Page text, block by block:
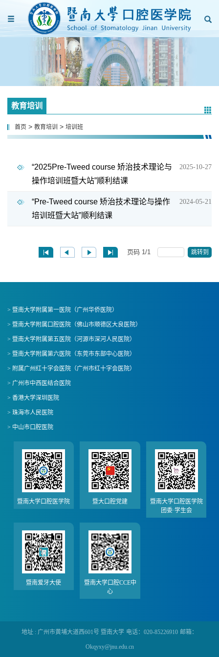
教育培训
首页 > 教育培训 > 培训班
“2025Pre-Tweed course 矫治技术理论与
操作培训班暨大站”顺利结课
2025-10-27
“Pre-Tweed course 矫治技术理论与操作
培训班暨大站”顺利结课
2024-05-21
页码 1/1 跳转到
> 暨南大学附属第一医院（广州华侨医院）
> 暨南大学附属口腔医院（佛山市顺德区大良医院）
> 暨南大学附属第五医院（河源市深河人民医院）
> 暨南大学附属第六医院（东莞市东部中心医院）
> 附属广州红十字会医院（广州市红十字会医院）
> 广州市中西医结合医院
> 香港大学深圳医院
> 珠海市人民医院
> 中山市口腔医院
暨南大学口腔医学院 暨大口腔党建
暨南大学口腔医学院
团委·学生会
暨南爱牙大使
暨南大学口腔CCE中
心
地址 : 广州市黄埔大道西601号 暨南大学 电话：020-85226910 邮箱：
Okqyxy@jnu.edu.cn